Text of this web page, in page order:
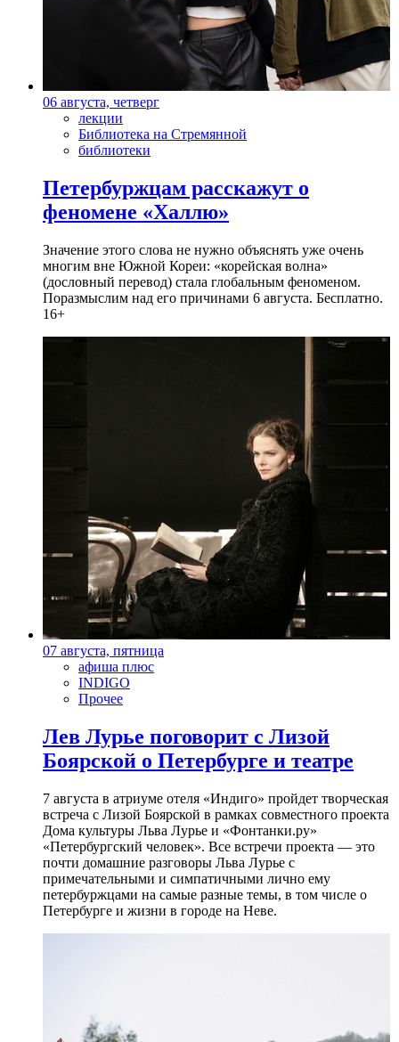
06 августа, четверг
лекции
Библиотека на Стремянной
библиотеки
Петербуржцам расскажут о
феномене «Халлю»
Значение этого слова не нужно объяснять уже очень
многим вне Южной Кореи: «корейская волна»
(дословный перевод) стала глобальным феноменом.
Поразмыслим над его причинами 6 августа. Бесплатно.
16+
07 августа, пятница
афиша плюс
INDIGO
Прочее
Лев Лурье поговорит с Лизой
Боярской о Петербурге и театре
7 августа в атриуме отеля «Индиго» пройдет творческая
встреча с Лизой Боярской в рамках совместного проекта
Дома культуры Льва Лурье и «Фонтанки.ру»
«Петербургский человек». Все встречи проекта — это
почти домашние разговоры Льва Лурье с
примечательными и симпатичными лично ему
петербуржцами на самые разные темы, в том числе о
Петербурге и жизни в городе на Неве.